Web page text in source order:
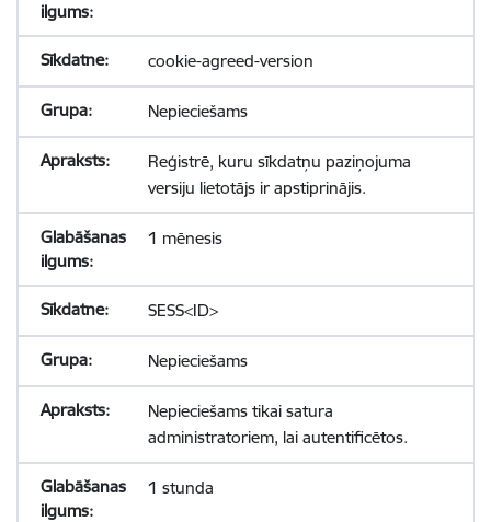
cookie-agreed-version
Nepieciešams
Reģistrē, kuru sīkdatņu paziņojuma
versiju lietotājs ir apstiprinājis.
1 mēnesis
SESS<ID>
Nepieciešams
Nepieciešams tikai satura
administratoriem, lai autentificētos.
1 stunda